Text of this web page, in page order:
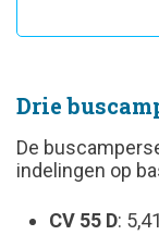
Drie
De
indelingen op
CV 55 D: